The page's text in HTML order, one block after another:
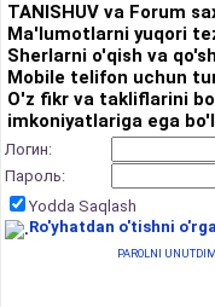
TANISHUV va Forum
Ma'lumotlarni yuqori
Sherlarni o'qish va
Mobile telifon uchun
O'z fikr va takliflarini
imkoniyatlariga ega
Логин:
Пароль:
Yodda Saqlash
Ro'yhatdan o'tishni
PAROLNI UNUTDIM